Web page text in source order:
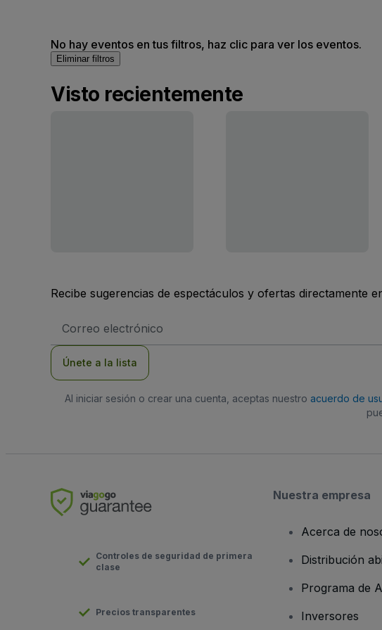
No hay eventos en tus filtros, haz clic para ver los eventos.
Eliminar filtros
Visto recientemente
Recibe sugerencias de espectáculos y ofertas directamente
de
Únete a la lista
Al iniciar sesión o crear una cuenta, aceptas nuestro acuerdo de
Controles de seguridad de primera
clase
Precios transparentes
Nuestra empresa
Acerca de
Distribución
Programa de
Inversores